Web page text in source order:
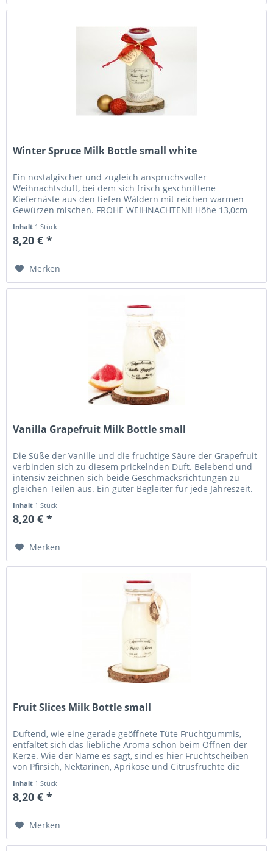
Winter Spruce Milk Bottle small white
Ein nostalgischer und zugleich anspruchsvoller
Weihnachtsduft, bei dem sich frisch geschnittene
Kiefernäste aus den tiefen Wäldern mit reichen warmen
Gewürzen mischen. FROHE WEIHNACHTEN!! Höhe 13,0cm
Inhalt 1 Stück
8,20 € *
Merken
Vanilla Grapefruit Milk Bottle small
Die Süße der Vanille und die fruchtige Säure der Grapefruit
verbinden sich zu diesem prickelnden Duft. Belebend und
intensiv zeichnen sich beide Geschmacksrichtungen zu
gleichen Teilen aus. Ein guter Begleiter für jede Jahreszeit.
Inhalt 1 Stück
8,20 € *
Merken
Fruit Slices Milk Bottle small
Duftend, wie eine gerade geöffnete Tüte Fruchtgummis,
entfaltet sich das liebliche Aroma schon beim Öffnen der
Kerze. Wie der Name es sagt, sind es hier Fruchtscheiben
von Pfirsich, Nektarinen, Aprikose und Citrusfrüchte die
Inhalt 1 Stück
8,20 € *
Merken